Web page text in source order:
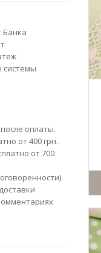
Банка
оплаты.
от 400 грн.
от 700